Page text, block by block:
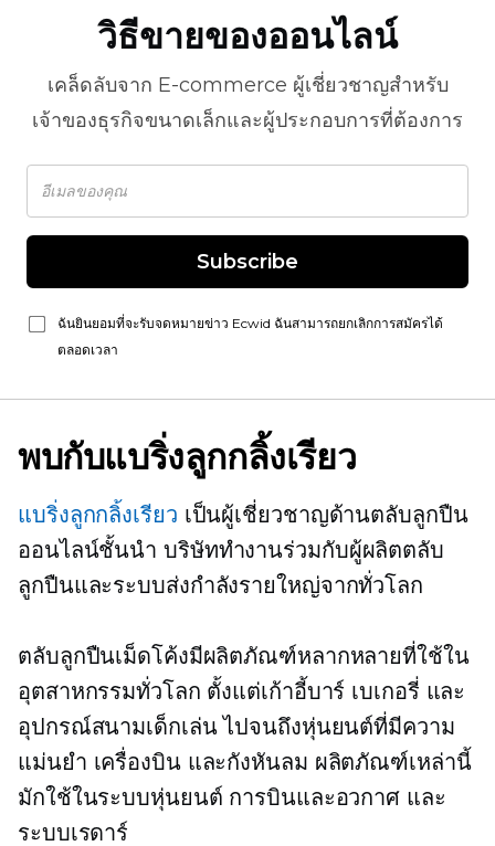
วิธีขายของออนไลน์
เคล็ดลับจาก E-commerce ผู้เชี่ยวชาญสำหรับ
เจ้าของธุรกิจขนาดเล็กและผู้ประกอบการที่ต้องการ
Subscribe
ฉันยินยอมที่จะรับจดหมายข่าว Ecwid ฉันสามารถยกเลิกการสมัครได้
ตลอดเวลา
พบกับแบริ่งลูกกลิ้งเรียว
แบริ่งลูกกลิ้งเรียว เป็นผู้เชี่ยวชาญด้านตลับลูกปืน
ออนไลน์ชั้นนำ บริษัททำงานร่วมกับผู้ผลิตตลับ
ลูกปืนและระบบส่งกำลังรายใหญ่จากทั่วโลก
ตลับลูกปืนเม็ดโค้งมีผลิตภัณฑ์หลากหลายที่ใช้ใน
อุตสาหกรรมทั่วโลก ตั้งแต่เก้าอี้บาร์ เบเกอรี่ และ
อุปกรณ์สนามเด็กเล่น ไปจนถึงหุ่นยนต์ที่มีความ
แม่นยำ เครื่องบิน และกังหันลม ผลิตภัณฑ์เหล่านี้
มักใช้ในระบบหุ่นยนต์ การบินและอวกาศ และ
ระบบเรดาร์